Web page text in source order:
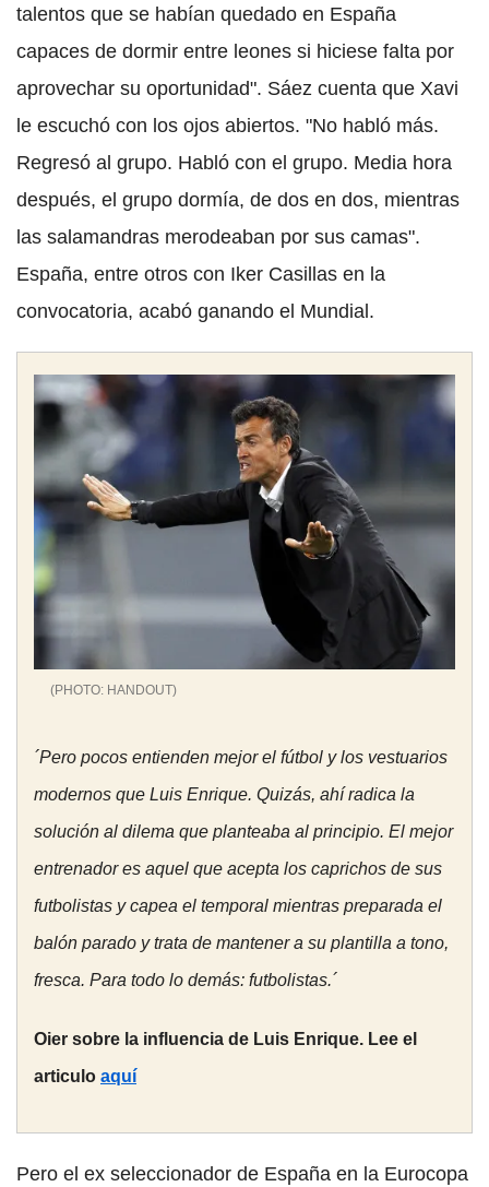
talentos que se habían quedado en España
capaces de dormir entre leones si hiciese falta por
aprovechar su oportunidad". Sáez cuenta que Xavi
le escuchó con los ojos abiertos. "No habló más.
Regresó al grupo. Habló con el grupo. Media hora
después, el grupo dormía, de dos en dos, mientras
las salamandras merodeaban por sus camas".
España, entre otros con Iker Casillas en la
convocatoria, acabó ganando el Mundial.
HANDOUT
´Pero pocos entienden mejor el fútbol y los vestuarios
modernos que Luis Enrique. Quizás, ahí radica la
solución al dilema que planteaba al principio. El mejor
entrenador es aquel que acepta los caprichos de sus
futbolistas y capea el temporal mientras preparada el
balón parado y trata de mantener a su plantilla a tono,
fresca. Para todo lo demás: futbolistas.´
Oier sobre la influencia de Luis Enrique. Lee el
articulo aquí
Pero el ex seleccionador de España en la Eurocopa